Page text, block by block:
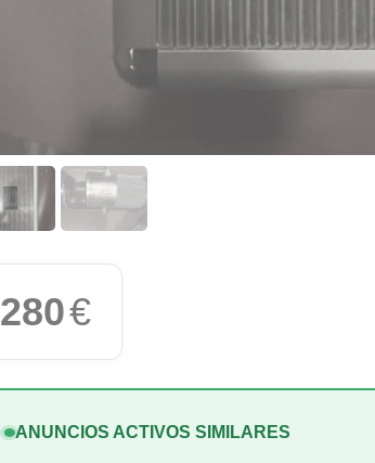
280€
ANUNCIOS ACTIVOS SIMILARES